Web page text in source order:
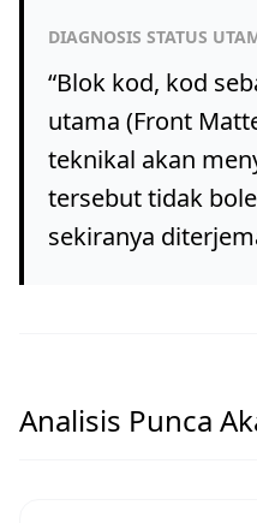
DIAGNOSIS STATUS
“Blok kod, kod
utama (Front
teknikal akan
tersebut tidak
sekiranya
Analisis Punca